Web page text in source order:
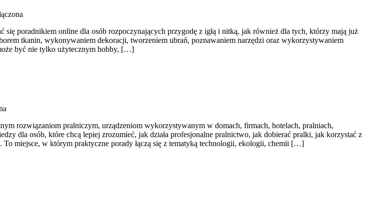
poradnikiem online dla osób rozpoczynających przygodę z igłą i nitką, jak również dla tych, którzy mają już
tkanin, wykonywaniem dekoracji, tworzeniem ubrań, poznawaniem narzędzi oraz wykorzystywaniem
być nie tylko użytecznym hobby, […]
rozwiązaniom pralniczym, urządzeniom wykorzystywanym w domach, firmach, hotelach, pralniach,
dla osób, które chcą lepiej zrozumieć, jak działa profesjonalne pralnictwo, jak dobierać pralki, jak korzystać z
miejsce, w którym praktyczne porady łączą się z tematyką technologii, ekologii, chemii […]